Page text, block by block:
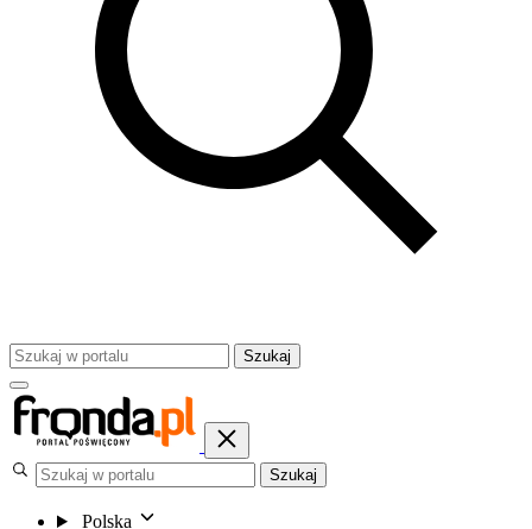
Szukaj
Szukaj
Polska